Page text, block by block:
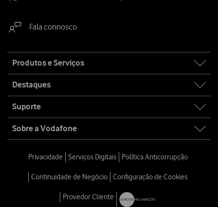
Fala connosco
map
Produtos e Serviços
Destaques
Suporte
Sobre a Vodafone
Privacidade Serviços Digitais Política Anticorrupção
Continuidade de Negócio Configuração de Cookies
Provedor Cliente